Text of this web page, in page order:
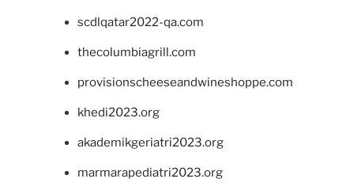
scdlqatar2022-qa.com
thecolumbiagrill.com
provisionscheeseandwineshoppe.com
khedi2023.org
akademikgeriatri2023.org
marmarapediatri2023.org